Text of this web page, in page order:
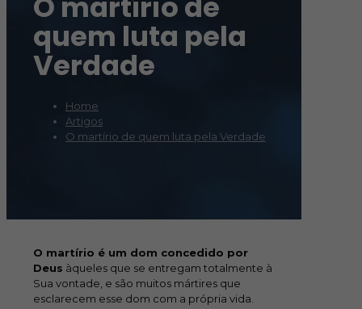
quem luta pela
Verdade
Home
Artigos
O martírio de quem luta pela Verdade
O martírio é um dom concedido por
Deus àqueles que se entregam totalmente à
Sua vontade, e são muitos mártires que
esclarecem esse dom com a própria vida.